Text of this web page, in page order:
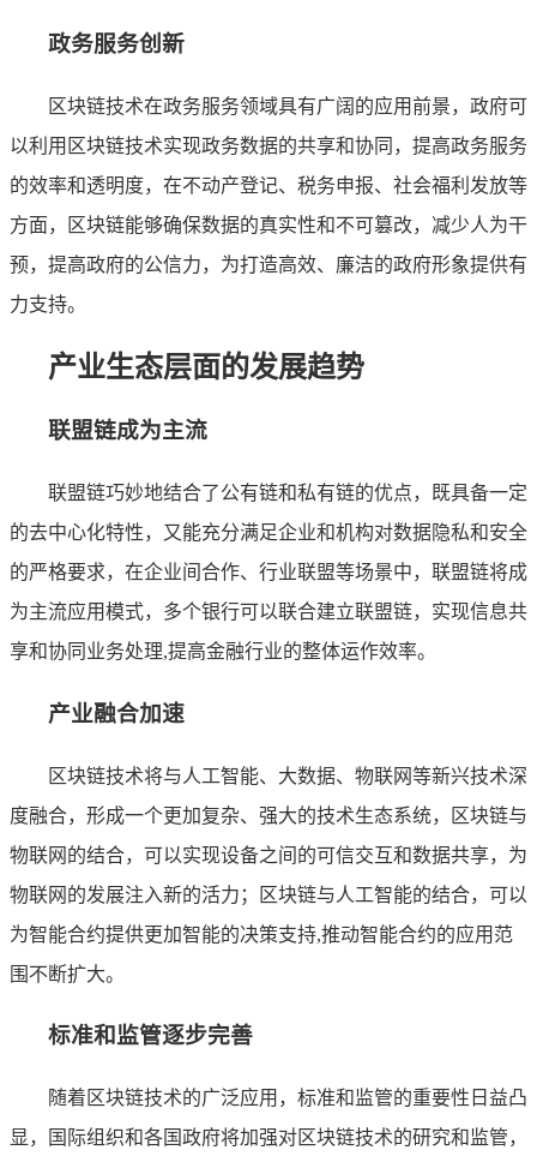
政务服务创新
区块链技术在政务服务领域具有广阔的应用前景，政府可
以利用区块链技术实现政务数据的共享和协同，提高政务服务
的效率和透明度，在不动产登记、税务申报、社会福利发放等
方面，区块链能够确保数据的真实性和不可篡改，减少人为干
预，提高政府的公信力，为打造高效、廉洁的政府形象提供有
力支持。
产业生态层面的发展趋势
联盟链成为主流
联盟链巧妙地结合了公有链和私有链的优点，既具备一定
的去中心化特性，又能充分满足企业和机构对数据隐私和安全
的严格要求，在企业间合作、行业联盟等场景中，联盟链将成
为主流应用模式，多个银行可以联合建立联盟链，实现信息共
享和协同业务处理,提高金融行业的整体运作效率。
产业融合加速
区块链技术将与人工智能、大数据、物联网等新兴技术深
度融合，形成一个更加复杂、强大的技术生态系统，区块链与
物联网的结合，可以实现设备之间的可信交互和数据共享，为
物联网的发展注入新的活力；区块链与人工智能的结合，可以
为智能合约提供更加智能的决策支持,推动智能合约的应用范
围不断扩大。
标准和监管逐步完善
随着区块链技术的广泛应用，标准和监管的重要性日益凸
显，国际组织和各国政府将加强对区块链技术的研究和监管，